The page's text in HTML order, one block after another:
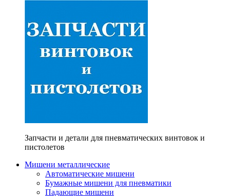
Запчасти и детали для пневматических винтовок и
пистолетов
Мишени металлические
Автоматические мишени
Бумажные мишени для пневматики
Падающие мишени